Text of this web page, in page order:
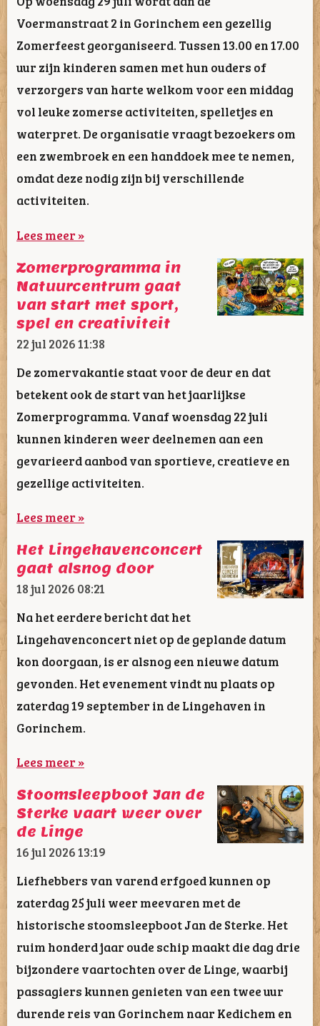
Voermanstraat 2 in Gorinchem een gezellig
Zomerfeest georganiseerd. Tussen 13.00 en 17.00
uur zijn kinderen samen met hun ouders of
verzorgers van harte welkom voor een middag
vol leuke zomerse activiteiten, spelletjes en
waterpret. De organisatie vraagt bezoekers om
een zwembroek en een handdoek mee te nemen,
omdat deze nodig zijn bij verschillende
activiteiten.
Lees meer »
Zomerprogramma in
Natuurcentrum gaat
van start met sport,
spel en creativiteit
22 jul 202611:38
De zomervakantie staat voor de deur en dat
betekent ook de start van het jaarlijkse
Zomerprogramma. Vanaf woensdag 22 juli
kunnen kinderen weer deelnemen aan een
gevarieerd aanbod van sportieve, creatieve en
gezellige activiteiten.
Lees meer »
Het Lingehavenconcert
gaat alsnog door
18 jul 2026 08:21
Na het eerdere bericht dat het
Lingehavenconcert niet op de geplande datum
kon doorgaan, is er alsnog een nieuwe datum
gevonden. Het evenement vindt nu plaats op
zaterdag 19 september in de Lingehaven in
Gorinchem.
Lees meer »
Stoomsleepboot Jan de
Sterke vaart weer over
de Linge
16 jul 202613:19
Liefhebbers van varend erfgoed kunnen op
zaterdag 25 juli weer meevaren met de
historische stoomsleepboot Jan de Sterke. Het
ruim honderd jaar oude schip maakt die dag drie
bijzondere vaartochten over de Linge, waarbij
passagiers kunnen genieten van een twee uur
durende reis van Gorinchem naar Kedichem en